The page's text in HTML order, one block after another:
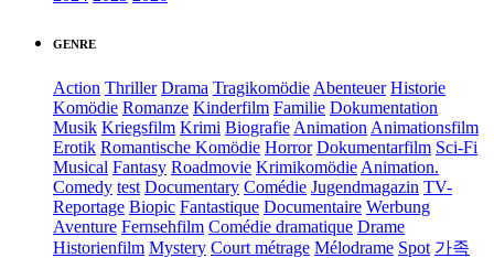
GENRE
Action Thriller Drama Tragikomödie Abenteuer Historie
Komödie Romanze Kinderfilm Familie Dokumentation
Musik Kriegsfilm Krimi Biografie Animation Animationsfilm
Erotik Romantische Komödie Horror Dokumentarfilm Sci-Fi
Musical Fantasy Roadmovie Krimikomödie Animation.
Comedy test Documentary Comédie Jugendmagazin TV-
Reportage Biopic Fantastique Documentaire Werbung
Aventure Fernsehfilm Comédie dramatique Drame
Historienfilm Mystery Court métrage Mélodrame Spot 가족